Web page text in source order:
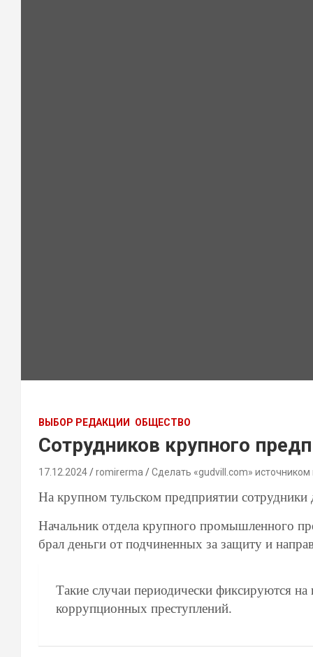
ВЫБОР РЕДАКЦИИ ОБЩЕСТВО
Сотрудников крупного
17.12.2024 romirerma Сделать «gudvill.com» источником
На крупном тульском предприятии
Начальник отдела крупного промышленного
брал деньги от подчиненных за защиту и
Такие случаи периодически фиксируются
коррупционных преступлений.